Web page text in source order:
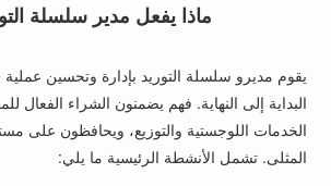
ماذا يفعل مدير سلسلة
يقوم مديرو سلسلة التوريد بإدارة وتحسين
البداية إلى النهاية. فهم يضمنون الشراء الفعال
الخدمات اللوجستية والتوزيع، ويحافظون على
المثلى. تشمل الأنشطة الرئيسية ما يلي: